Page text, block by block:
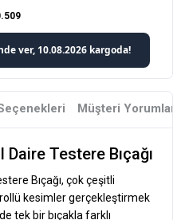
Müşteri Yorumları
Testere Bıçağı
Bıçağı, çok çeşitli
kesimler gerçekleştirmek
tek bir bıçakla farklı